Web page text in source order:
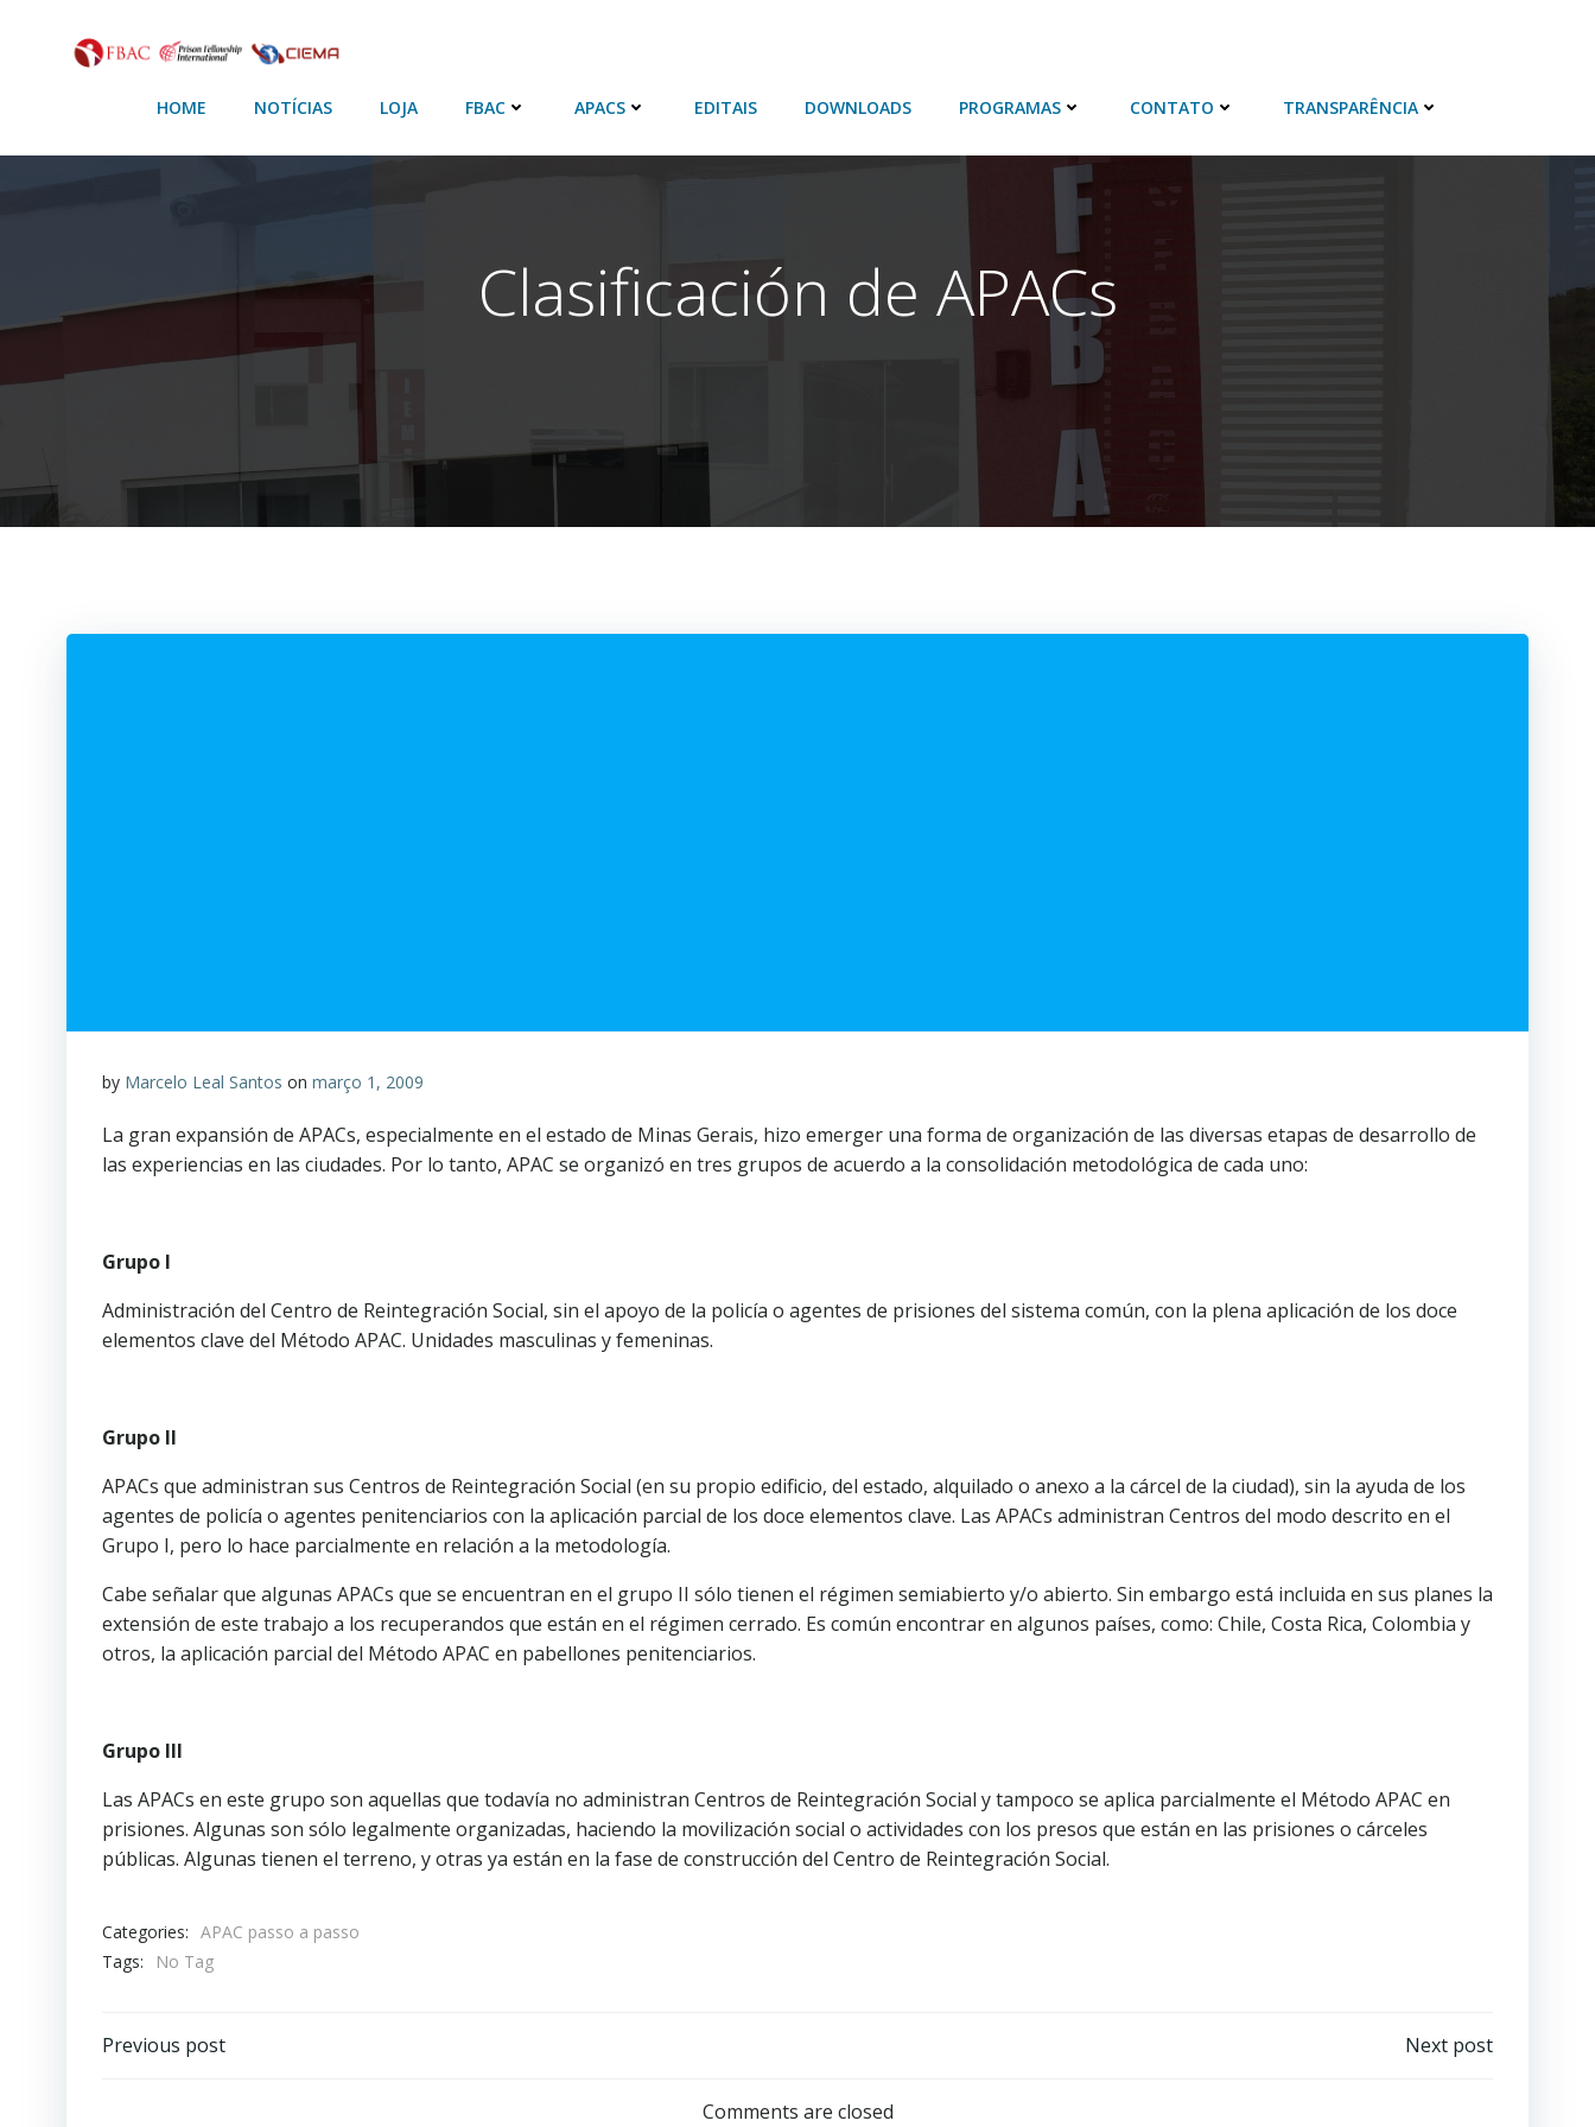
HOME NOTÍCIAS LOJA FBAC APACS EDITAIS DOWNLOADS PROGRAMAS CONTATO TRANSPARÊNCIA
Clasificación de APACs
by Marcelo Leal Santos on março 1, 2009
La gran expansión de APACs, especialmente en el estado de Minas Gerais, hizo emerger una forma de organización de las diversas etapas de desarrollo de
las experiencias en las ciudades. Por lo tanto, APAC se organizó en tres grupos de acuerdo a la consolidación metodológica de cada uno:
Grupo I
Administración del Centro de Reintegración Social, sin el apoyo de la policía o agentes de prisiones del sistema común, con la plena aplicación de los doce
elementos clave del Método APAC. Unidades masculinas y femeninas.
Grupo II
APACs que administran sus Centros de Reintegración Social (en su propio edificio, del estado, alquilado o anexo a la cárcel de la ciudad), sin la ayuda de los
agentes de policía o agentes penitenciarios con la aplicación parcial de los doce elementos clave. Las APACs administran Centros del modo descrito en el
Grupo I, pero lo hace parcialmente en relación a la metodología.
Cabe señalar que algunas APACs que se encuentran en el grupo II sólo tienen el régimen semiabierto y/o abierto. Sin embargo está incluida en sus planes la
extensión de este trabajo a los recuperandos que están en el régimen cerrado. Es común encontrar en algunos países, como: Chile, Costa Rica, Colombia y
otros, la aplicación parcial del Método APAC en pabellones penitenciarios.
Grupo III
Las APACs en este grupo son aquellas que todavía no administran Centros de Reintegración Social y tampoco se aplica parcialmente el Método APAC en
prisiones. Algunas son sólo legalmente organizadas, haciendo la movilización social o actividades con los presos que están en las prisiones o cárceles
públicas. Algunas tienen el terreno, y otras ya están en la fase de construcción del Centro de Reintegración Social.
Categories: APAC passo a passo
Tags:
No Tag
Previous post Next post
Comments are closed